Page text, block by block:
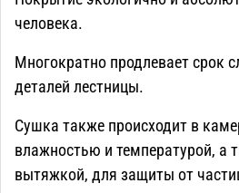
человека.
Многократно продлевает срок
деталей лестницы.
Сушка также происходит в
влажностью и температурой, а
вытяжкой, для защиты от